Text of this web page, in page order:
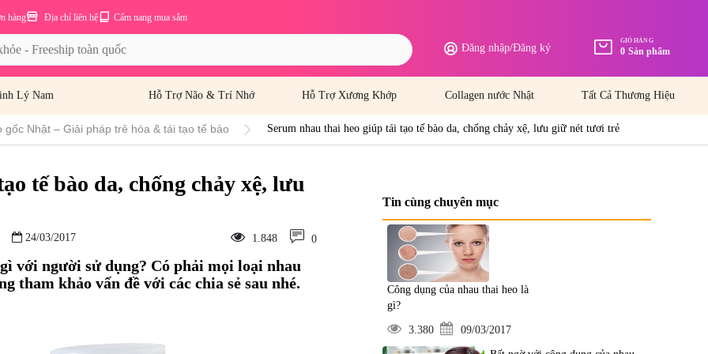
Cẩm nang mua sắm
Địa chỉ liên hệ
hàng
Đăng nhập/Đăng ký
GIỎ HÀNG
0 Sản phẩm
Lý Nam Hỗ Trợ Não & Trí Nhớ Hỗ Trợ Xương Khớp Collagen nước Nhật Tất Cả Thương Hiệu
gốc Nhật – Giải pháp trẻ hóa & tái tạo tế bào Serum nhau thai heo giúp tái tạo tế bào da, chống chảy xệ, lưu giữ nét tươi trẻ
tế bào da, chống chảy xệ, lưu
24/03/2017 1.848 0
với người sử dụng? Có phải mọi loại nhau
tham khảo vấn đề với các chia sẻ sau nhé.
Tin cùng chuyên mục
Công dụng của nhau thai heo là
gì?
3.380 09/03/2017